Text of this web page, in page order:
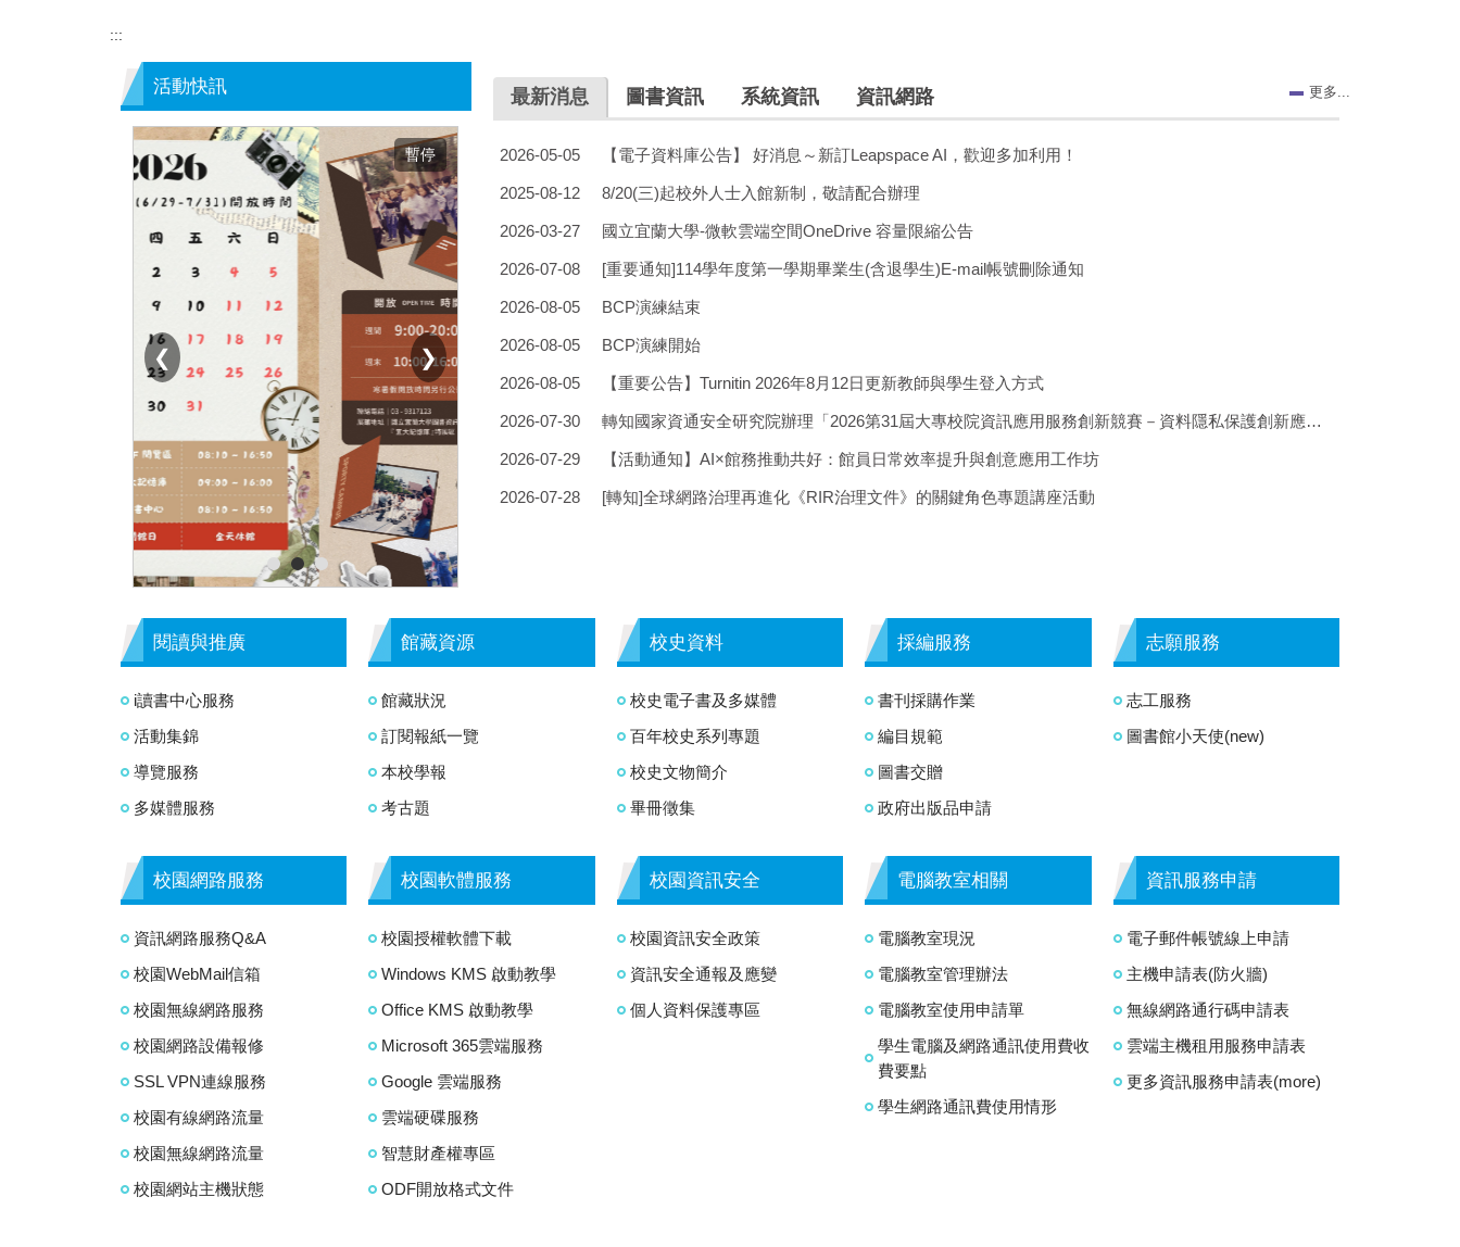
:::
活動快訊
❮ ❯
暫停
最新消息 圖書資訊 系統資訊 資訊網路
2026-05-05 【電子資料庫公告】 好消息～新訂Leapspace AI，歡迎多加利用！
2025-08-12 8/20(三)起校外人士入館新制，敬請配合辦理
2026-03-27 國立宜蘭大學-微軟雲端空間OneDrive 容量限縮公告
2026-07-08 [重要通知]114學年度第一學期畢業生(含退學生)E-mail帳號刪除通知
2026-08-05 BCP演練結束
2026-08-05 BCP演練開始
2026-08-05 【重要公告】Turnitin 2026年8月12日更新教師與學生登入方式
2026-07-30 轉知國家資通安全研究院辦理「2026第31屆大專校院資訊應用服務創新競賽－資料隱私保護創新應用組」競賽資訊,請有興趣同學踴躍報名
2026-07-29 【活動通知】AI×館務推動共好：館員日常效率提升與創意應用工作坊
2026-07-28 [轉知]全球網路治理再進化《RIR治理文件》的關鍵角色專題講座活動
更多...
閱讀與推廣
i讀書中心服務
活動集錦
導覽服務
多媒體服務
館藏資源
館藏狀況
訂閱報紙一覽
本校學報
考古題
校史資料
校史電子書及多媒體
百年校史系列專題
校史文物簡介
畢冊徵集
採編服務
書刊採購作業
編目規範
圖書交贈
政府出版品申請
志願服務
志工服務
圖書館小天使(new)
校園網路服務
資訊網路服務Q&A
校園WebMail信箱
校園無線網路服務
校園網路設備報修
SSL VPN連線服務
校園有線網路流量
校園無線網路流量
校園網站主機狀態
校園軟體服務
校園授權軟體下載
Windows KMS 啟動教學
Office KMS 啟動教學
Microsoft 365雲端服務
Google 雲端服務
雲端硬碟服務
智慧財產權專區
ODF開放格式文件
校園資訊安全
校園資訊安全政策
資訊安全通報及應變
個人資料保護專區
電腦教室相關
電腦教室現況
電腦教室管理辦法
電腦教室使用申請單
學生電腦及網路通訊使用費收
費要點
學生網路通訊費使用情形
資訊服務申請
電子郵件帳號線上申請
主機申請表(防火牆)
無線網路通行碼申請表
雲端主機租用服務申請表
更多資訊服務申請表(more)